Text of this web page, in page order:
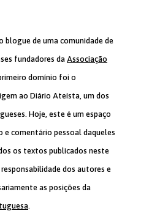
blogue de uma comunidade de
fundadores da Associação
domínio foi o
ao Diário Ateísta, um dos
Hoje, este é um espaço
e comentário pessoal daqueles
os textos publicados neste
dos autores e
as posições da
.